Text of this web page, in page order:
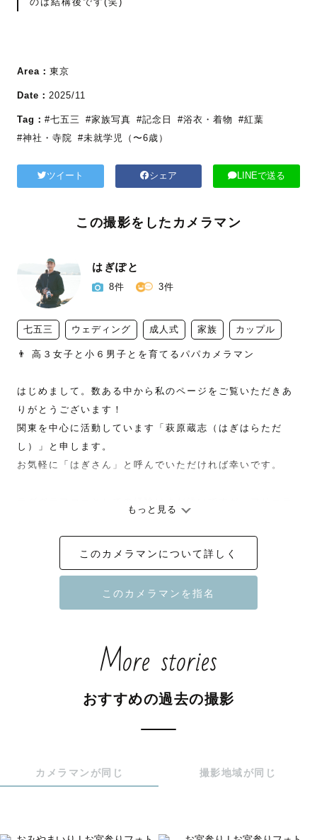
Area： 東京
Date： 2025/11
Tag： #七五三 #家族写真 #記念日 #浴衣・着物
#紅葉
#神社・寺院 #未就学児（〜6歳）
ツイート シェア LINEで送る
この撮影をしたカメラマン
はぎぽと
8件 3件
七五三 ウェディング 成人式 家族 カップル
👨 高３女子と小６男子とを育てるパパカメラマン
はじめまして。数ある中から私のページをご覧いただきあ
りがとうございます！
関東を中心に活動しています「萩原蔵志（はぎはらただ
し）」と申します。
お気軽に「はぎさん」と呼んでいただければ幸いです。
結婚式当日の式場カメラマンをメインに、保育園・幼稚
園、小中学校のスナップやアルバム撮影を行っておりま
人物の撮影は慣れておりますので、お任せください。
いただき、「あの時に写真を残してて本当によかっ
た、、」と思ってもらえるお写真をお届けしたい、
  お気軽にお問い合わせください
もっと見る
このカメラマンについて詳しく
More stories
おすすめの過去の撮影
カメラマンが同じ 撮影地域が同じ